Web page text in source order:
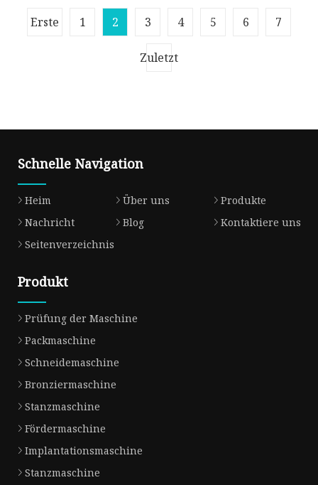
Erste 1 2 3 4 5 6 7
Zuletzt
Schnelle Navigation
Heim Über uns
Produkte
Nachricht
Blog
Kontaktiere uns
Seitenverzeichnis
Produkt
Prüfung der Maschine
Packmaschine
Schneidemaschine
Bronziermaschine
Stanzmaschine
Fördermaschine
Implantationsmaschine
Stanzmaschine